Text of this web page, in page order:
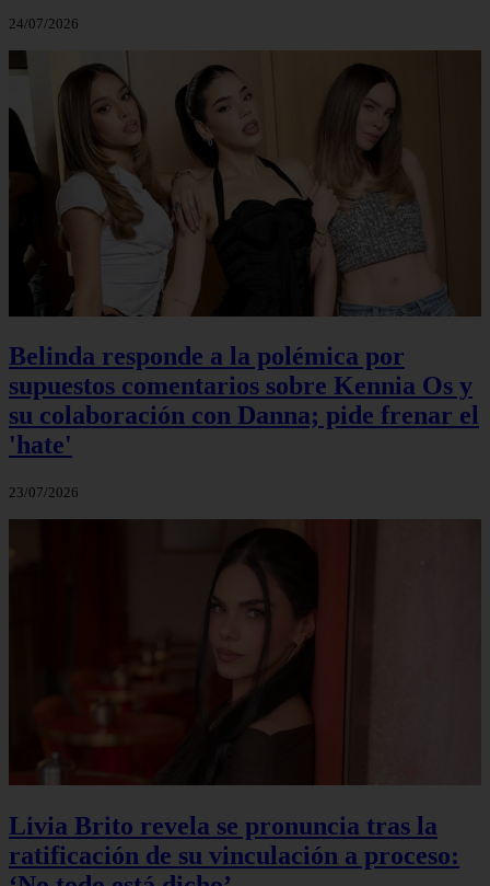
24/07/2026
Belinda responde a la polémica por
supuestos comentarios sobre Kennia Os y
su colaboración con Danna; pide frenar el
'hate'
23/07/2026
Livia Brito revela se pronuncia tras la
ratificación de su vinculación a proceso: